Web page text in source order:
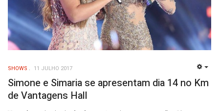
SHOWS 11 JULHO 2017
Simone e Simaria se apresentam dia 14 no Km
de Vantagens Hall